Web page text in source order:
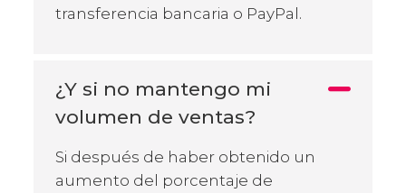
transferencia bancaria o PayPal.
¿Y si no mantengo mi
volumen de ventas?
Si después de haber obtenido un
aumento del porcentaje de